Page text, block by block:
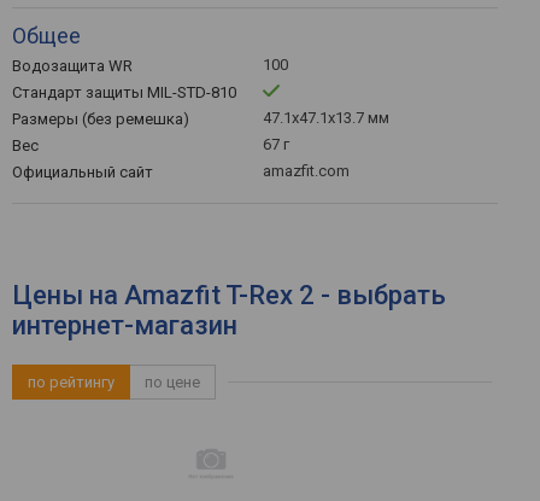
Общее
Водозащита WR
100
Стандарт защиты MIL-STD-810
Размеры (без ремешка)
47.1x47.1x13.7 мм
Вес
67 г
Официальный сайт
amazfit.com
Цены на Amazfit T-Rex 2 - выбрать
интернет-магазин
по рейтингу по цене